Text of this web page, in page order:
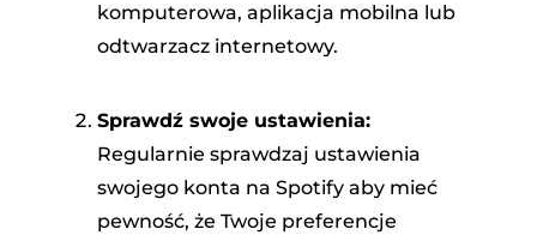
komputerowa, aplikacja mobilna lub
odtwarzacz internetowy.
Sprawdź swoje ustawienia:
Regularnie sprawdzaj ustawienia
swojego konta na Spotify aby mieć
pewność, że Twoje preferencje